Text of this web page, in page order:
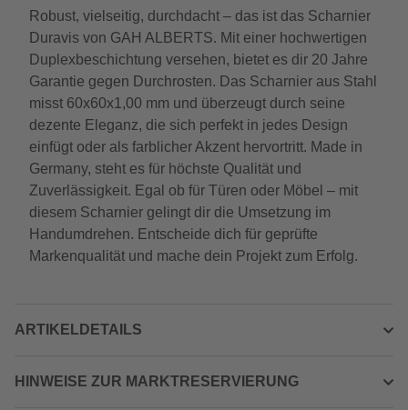
Robust, vielseitig, durchdacht – das ist das Scharnier
Duravis von GAH ALBERTS. Mit einer hochwertigen
Duplexbeschichtung versehen, bietet es dir 20 Jahre
Garantie gegen Durchrosten. Das Scharnier aus Stahl
misst 60x60x1,00 mm und überzeugt durch seine
dezente Eleganz, die sich perfekt in jedes Design
einfügt oder als farblicher Akzent hervortritt. Made in
Germany, steht es für höchste Qualität und
Zuverlässigkeit. Egal ob für Türen oder Möbel – mit
diesem Scharnier gelingt dir die Umsetzung im
Handumdrehen. Entscheide dich für geprüfte
Markenqualität und mache dein Projekt zum Erfolg.
ARTIKELDETAILS
HINWEISE ZUR MARKTRESERVIERUNG